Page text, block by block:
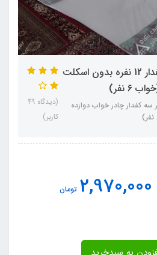
پشه‌ بند سنتی 3×3 کفدار 12 نفره بدون اسکلت
نفر)
کفدار چادر خواب دوازده
(دیدگاه 49
کاربر)
2,970,000 تومان